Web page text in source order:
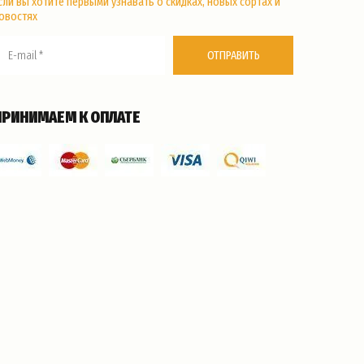
ОТПРАВИТЬ
К ОПЛАТЕ